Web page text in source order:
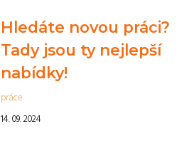
Hledáte novou práci?
Tady jsou ty nejlepší
nabídky!
práce
14. 09. 2024